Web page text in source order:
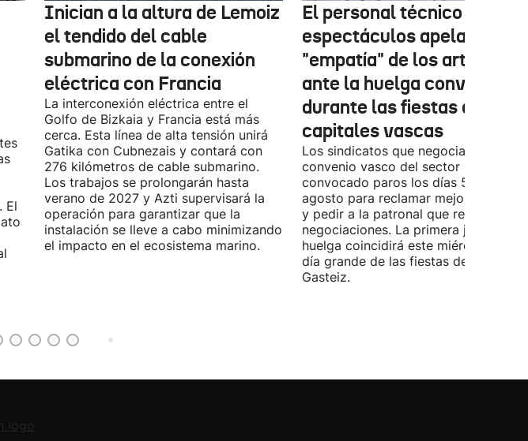
El
Inician a la altura de Lemoiz
el tendido del cable
submarino de la conexión
eléctrica con Francia
La interconexión eléctrica entre el
Golfo de Bizkaia y Francia está más
cerca. Esta línea de alta tensión unirá
Gatika con Cubnezais y contará con
276 kilómetros de cable submarino.
Los trabajos se prolongarán hasta
verano de 2027 y Azti supervisará la
operación para garantizar que la
instalación se lleve a cabo minimizando
el impacto en el ecosistema marino.
El personal técnico de
espectáculos apela a la
"empatía" de los artistas
ante la huelga convocada
durante las fiestas de las
capitales vascas
Los sindicatos que negocian el
convenio vasco del sector han
convocado paros los días 5, 14 y 26
agosto para reclamar mejoras
y pedir a la patronal que retome las
negociaciones. La primera jornada de
huelga coincidirá este miércoles con
día grande de las fiestas de Vitoria-
Gasteiz.